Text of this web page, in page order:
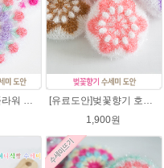
[유료도안]해피플라워 호빵수세미뜨기 도안(수세미실은 옵션에서 추가구매 가능)/수세미뜨기/수세미실/반짝이수세미/반짝이실/별수세미 호빵수세미 웰빙수세미 퐁퐁수세미 코바늘수세미
[유료도안]벚꽃향기 호빵수세미뜨기 도안(수세미실은 옵션에서 추가구매 가능)/수세미뜨기/수세미실/반짝이수세미/반짝이실/별수세미 호빵수세미 웰빙수세미 퐁퐁수세미 코바늘수세미
1,900원